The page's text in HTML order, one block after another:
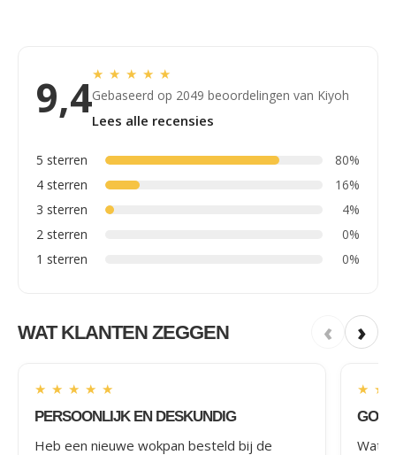
9,4★ ★ ★ ★ ★
Gebaseerd op 2049 beoordelingen van Kiyoh
Lees alle recensies
5 sterren
80%
4 sterren
16%
3 sterren
4%
2 sterren
0%
1 sterren
0%
WAT KLANTEN ZEGGEN ‹ ›
★ ★ ★ ★ ★
PERSOONLIJK EN DESKUNDIG
Heb een nieuwe wokpan besteld bij de
★ ★
Wat